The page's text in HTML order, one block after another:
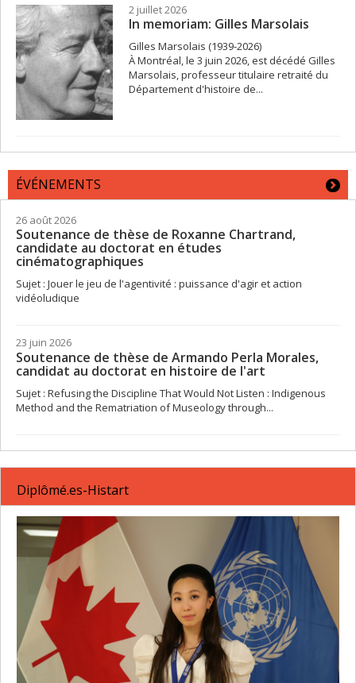
2 juillet 2026
In memoriam: Gilles Marsolais
Gilles Marsolais (1939-2026)
À Montréal, le 3 juin 2026, est décédé Gilles
Marsolais, professeur titulaire retraité du
Département d'histoire de...
ÉVÉNEMENTS
26 août 2026
Soutenance de thèse de Roxanne Chartrand,
candidate au doctorat en études
cinématographiques
Sujet : Jouer le jeu de l'agentivité : puissance d'agir et action
vidéoludique
23 juin 2026
Soutenance de thèse de Armando Perla Morales,
candidat au doctorat en histoire de l'art
Sujet : Refusing the Discipline That Would Not Listen : Indigenous
Method and the Rematriation of Museology through...
Diplômé.es-Histart